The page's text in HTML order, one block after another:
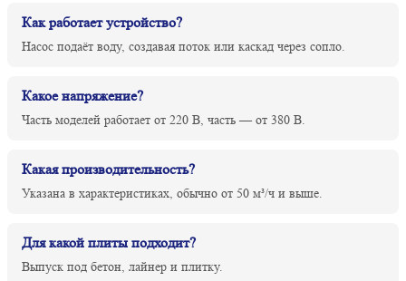
Как работает устройство?
Насос подаёт воду, создавая поток или каскад через сопло.
Какое напряжение?
Часть моделей работает от 220 В, часть — от 380 В.
Какая производительность?
Указана в характеристиках, обычно от 50 м³/ч и выше.
Для какой плиты подходит?
Выпуск под бетон, лайнер и плитку.